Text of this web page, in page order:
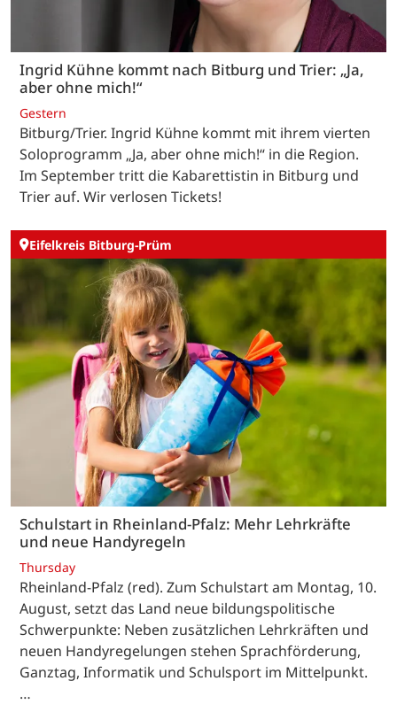
Ingrid Kühne kommt nach Bitburg und Trier: „Ja,
aber ohne mich!“
Gestern
Bitburg/Trier. Ingrid Kühne kommt mit ihrem vierten
Soloprogramm „Ja, aber ohne mich!“ in die Region.
Im September tritt die Kabarettistin in Bitburg und
Trier auf. Wir verlosen Tickets!
Eifelkreis Bitburg-Prüm
Schulstart in Rheinland-Pfalz: Mehr Lehrkräfte
und neue Handyregeln
Thursday
Rheinland-Pfalz (red). Zum Schulstart am Montag, 10.
August, setzt das Land neue bildungspolitische
Schwerpunkte: Neben zusätzlichen Lehrkräften und
neuen Handyregelungen stehen Sprachförderung,
Ganztag, Informatik und Schulsport im Mittelpunkt.
…